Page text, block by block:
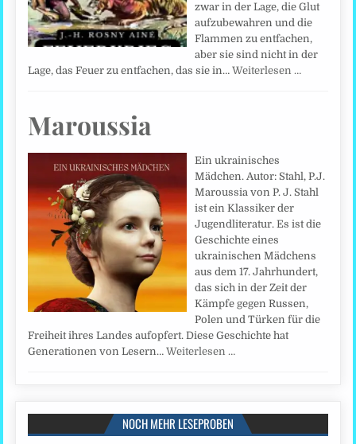
zwar in der Lage, die Glut
aufzubewahren und die
Flammen zu entfachen,
aber sie sind nicht in der
Lage, das Feuer zu entfachen, das sie in…Weiterlesen …
Maroussia
Ein ukrainisches
Mädchen. Autor: Stahl, P.J.
Maroussia von P. J. Stahl
ist ein Klassiker der
Jugendliteratur. Es ist die
Geschichte eines
ukrainischen Mädchens
aus dem 17. Jahrhundert,
das sich in der Zeit der
Kämpfe gegen Russen,
Polen und Türken für die
Freiheit ihres Landes aufopfert. Diese Geschichte hat
Generationen von Lesern…Weiterlesen …
NOCH MEHR LESEPROBEN